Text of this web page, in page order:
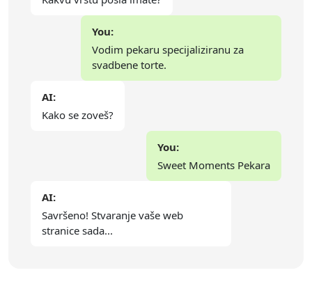
You:
Vodim pekaru specijaliziranu za
svadbene torte.
AI:
Kako se zoveš?
You:
Sweet Moments Pekara
AI:
Savršeno! Stvaranje vaše web
stranice sada...